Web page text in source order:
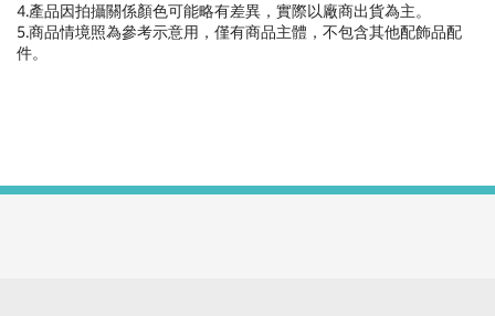
4.產品因拍攝關係顏色可能略有差異，實際以廠商出貨為主。
5.商品情境照為參考示意用，僅有商品主體，不包含其他配飾品配
件。